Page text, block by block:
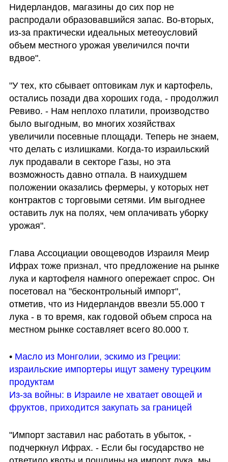
Нидерландов, магазины до сих пор не
распродали образовавшийся запас. Во-вторых,
из-за практически идеальных метеоусловий
объем местного урожая увеличился почти
вдвое".
"У тех, кто сбывает оптовикам лук и картофель,
остались позади два хороших года, - продолжил
Ревиво. - Нам неплохо платили, производство
было выгодным, во многих хозяйствах
увеличили посевные площади. Теперь не знаем,
что делать с излишками. Когда-то израильский
лук продавали в секторе Газы, но эта
возможность давно отпала. В наихудшем
положении оказались фермеры, у которых нет
контрактов с торговыми сетями. Им выгоднее
оставить лук на полях, чем оплачивать уборку
урожая".
Глава Ассоциации овощеводов Израиля Меир
Ифрах тоже признал, что предложение на рынке
лука и картофеля намного опережает спрос. Он
посетовал на "бесконтрольный импорт",
отметив, что из Нидерландов ввезли 55.000 т
лука - в то время, как годовой объем спроса на
местном рынке составляет всего 80.000 т.
• Масло из Монголии, эскимо из Греции:
израильские импортеры ищут замену турецким
продуктам
Из-за войны: в Израиле не хватает овощей и
фруктов, приходится закупать за границей
"Импорт заставил нас работать в убыток, -
подчеркнул Ифрах. - Если бы государство не